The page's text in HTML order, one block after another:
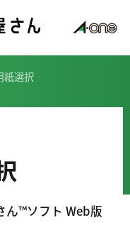
紙選択
ん™ソフト Web版